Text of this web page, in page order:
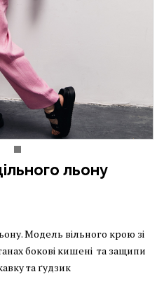
льону
Модель вільного крою зі
бокові кишені та защипи
та ґудзик